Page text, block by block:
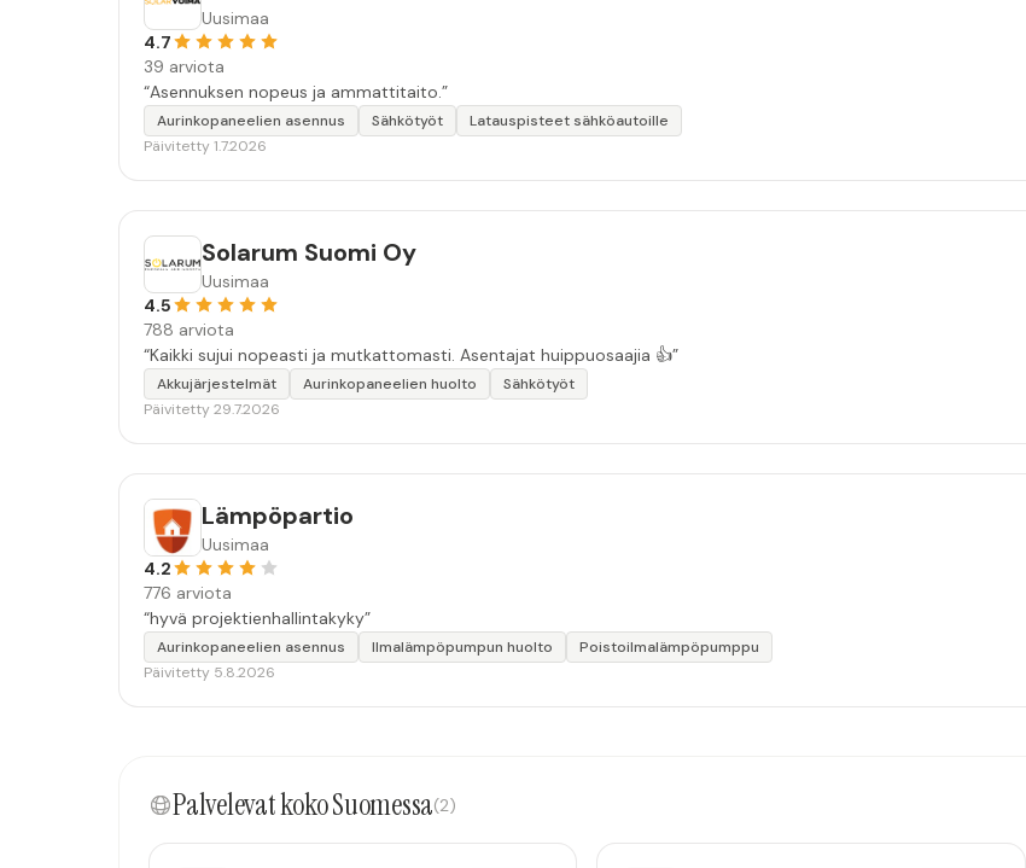
Uusimaa
4.7
39 arviota
“Asennuksen nopeus ja ammattitaito.”
Aurinkopaneelien asennus Sähkötyöt
Latauspisteet sähköautoille
Päivitetty 1.7.2026
Solarum Suomi Oy
Uusimaa
4.5
788 arviota
“Kaikki sujui nopeasti ja mutkattomasti. Asentajat huippuosaajia 👍”
Akkujärjestelmät Aurinkopaneelien huolto
Sähkötyöt
Päivitetty 29.7.2026
Lämpöpartio
Uusimaa
4.2
776 arviota
“hyvä projektienhallintakyky”
Aurinkopaneelien asennus Ilmalämpöpumpun huolto
Poistoilmalämpöpumppu
Päivitetty 5.8.2026
Palvelevat koko Suomessa(2)